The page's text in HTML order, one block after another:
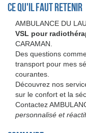
Ce qu'il faut retenir
AMBULANCE DU
VSL pour
CARAMAN.
Des questions
transport pour mes
courantes.
Découvrez nos
sur le confort et la
Contactez
personnalisé et réactif